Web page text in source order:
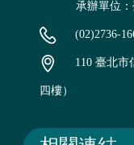
承辦單位
(02)2736-
110 臺北市
四樓）